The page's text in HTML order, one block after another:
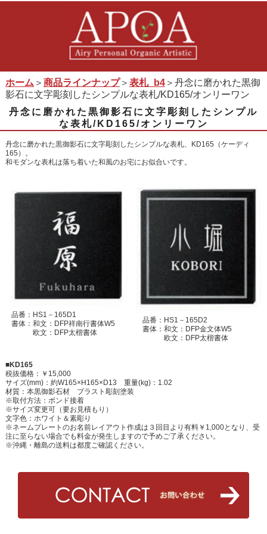
ホーム ＞ 商品ラインナップ＞ 表札_b4＞丹念に磨かれた黒御
影石に文字彫刻したシンプルな表札/KD165/オンリーワン
丹念に磨かれた黒御影石に文字彫刻したシンプル
な表札/KD165/オンリーワン
丹念に磨かれた黒御影石に文字彫刻したシンプルな表札、KD165（ケーディ
165）。
和モダンな表札は落ち着いた和風のお宅にお似合いです。
品番：HS1－165D1
書体：和文：DFP祥南行書体W5
欧文：DFP太楷書体
品番：HS1－165D2
書体：和文：DFP金文体W5
欧文：DFP太楷書体
■KD165
税抜価格：￥15,000
サイズ(mm)：約W165×H165×D13 重量(kg)：1.02
材質：本黒御影石材 ブラスト彫刻塗装
※取付方法：ボンド接着
※サイズ変更可（要お見積もり）
文字色：ホワイト＆素彫り
※ネームプレートのお名前レイアウト作成は３回目より有料￥1,000となり、受
注に至らない場合でも料金が発生しますので予めご了承ください。
※沖縄・離島の送料は都度ご確認ください。